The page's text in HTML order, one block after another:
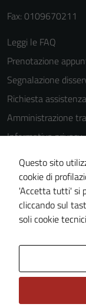
Fax: 0109670211
Leggi le FAQ
Prenotazione
Segnalazione
Richiesta assistenza
Amministrazione
Informativa privacy
Cookie Policy
Note legali
Dichiarazione di
Piano di
Questo sito
cookie di
'Accetta tutti' si
cliccando sul
soli cookie